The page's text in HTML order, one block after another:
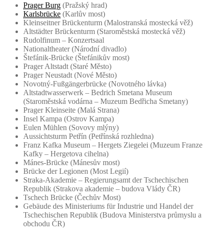
Prager Burg (Pražský hrad)
Karlsbrücke (Karlův most)
Kleinseitner Brückenturm (Malostranská mostecká věž)
Altstädter Brückenturm (Staroměstská mostecká věž)
Rudolfinum – Konzertsaal
Nationaltheater (Národní divadlo)
Štefánik-Brücke (Štefánikův most)
Prager Altstadt (Staré Město)
Prager Neustadt (Nové Město)
Novotný-Fußgängerbrücke (Novotného lávka)
Altstadtwasserwerk – Bedrich Smetana Museum
(Staroměstská vodárna – Muzeum Bedřicha Smetany)
Prager Kleinseite (Malá Strana)
Insel Kampa (Ostrov Kampa)
Eulen Mühlen (Sovovy mlýny)
Aussichtsturm Petřín (Petřínská rozhledna)
Franz Kafka Museum – Hergets Ziegelei (Muzeum Franze
Kafky – Hergetova cihelna)
Mánes-Brücke (Mánesův most)
Brücke der Legionen (Most Legií)
Straka-Akademie – Regierungsamt der Tschechischen
Republik (Strakova akademie – budova Vlády ČR)
Tschech Brücke (Čechův Most)
Gebäude des Ministeriums für Industrie und Handel der
Tschechischen Republik (Budova Ministerstva průmyslu a
obchodu ČR)